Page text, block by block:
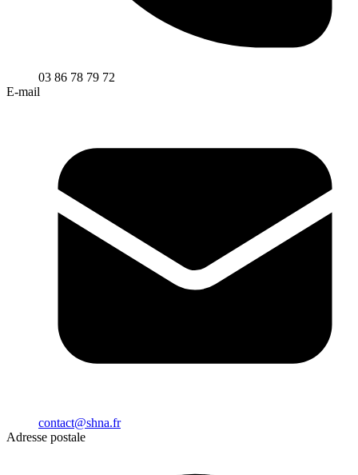
03 86 78 79 72
E-mail
contact@shna.fr
Adresse postale